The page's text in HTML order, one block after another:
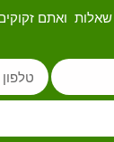
ואתם